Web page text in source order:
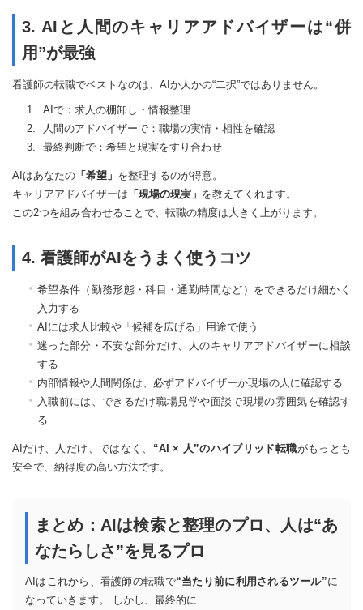
3. AIと人間のキャリアアドバイザーは“併
用”が最強
看護師の転職でベストなのは、AIか人かの“二択”ではありません。
AIで：求人の棚卸し・情報整理
人間のアドバイザーで：職場の実情・相性を確認
最終判断で：希望と現実をすり合わせ
AIはあなたの 「希望」 を整理するのが得意。
キャリアアドバイザーは 「現場の現実」 を教えてくれます。
この2つを組み合わせることで、転職の精度は大きく上がります。
4. 看護師がAIをうまく使うコツ
希望条件（勤務形態・科目・通勤時間など）をできるだけ細かく
入力する
AIには求人比較や「候補を広げる」用途で使う
迷った部分・不安な部分だけ、人のキャリアアドバイザーに相談
する
内部情報や人間関係は、必ずアドバイザーか現場の人に確認する
入職前には、できるだけ職場見学や面談で現場の雰囲気を確認す
る
AIだけ、人だけ、ではなく、 “AI × 人”のハイブリッド転職がもっとも
安全で、納得度の高い方法です。
まとめ：AIは検索と整理のプロ、人は“あ
なたらしさ”を見るプロ
AIはこれから、看護師の転職で“当たり前に利用されるツール”に
なっていきます。 しかし、最終的に